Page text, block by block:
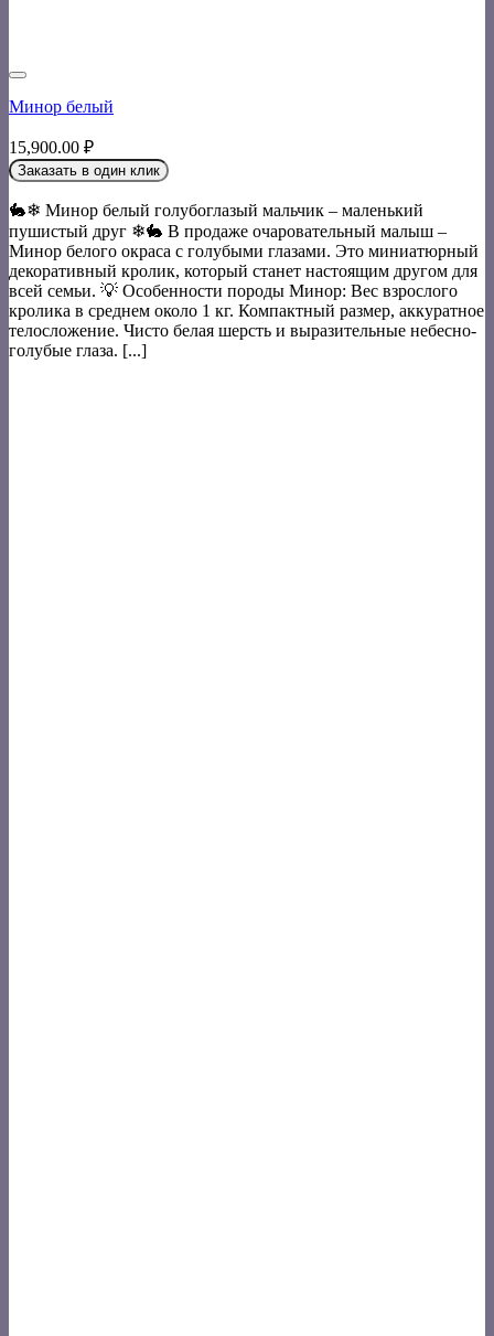
Минор белый
15,900.00 ₽
Заказать в один клик
🐇❄ Минор белый голубоглазый мальчик – маленький
пушистый друг ❄🐇 В продаже очаровательный малыш –
Минор белого окраса с голубыми глазами. Это миниатюрный
декоративный кролик, который станет настоящим другом для
всей семьи. 💡 Особенности породы Минор: Вес взрослого
кролика в среднем около 1 кг. Компактный размер, аккуратное
телосложение. Чисто белая шерсть и выразительные небесно-
голубые глаза. [...]